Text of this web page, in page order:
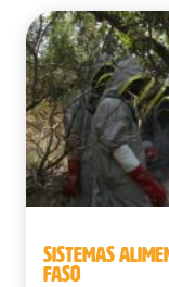
SISTEMAS
FASO